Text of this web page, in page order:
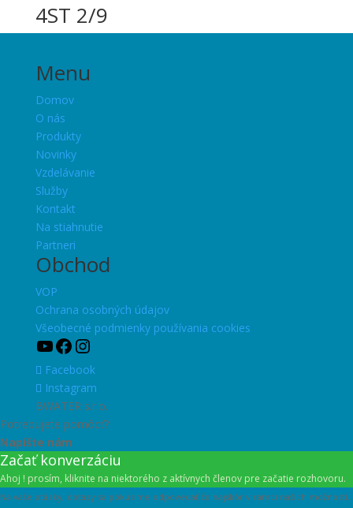
4ST 2/9
Menu
Domov
O nás
Produkty
Novinky
Vzdelávanie
Služby
Kontakt
Na stiahnutie
Partneri
Obchod
VOP
Ochrana osobných údajov
Všeobecné podmienky používania cookies
YouTubeFacebook
Facebook
Instagram
BWATER s.r.o.
Potrebujete pomôcť?
Napíšte nám
Začať konverzáciu
Ahoj ! prosím, kliknite na niektorého z aktívnych členov pre začatie rozhovoru.
Na vaše otázky, dotazy sa pokúsime odpovedať čo najskôr v rámci našich možností.